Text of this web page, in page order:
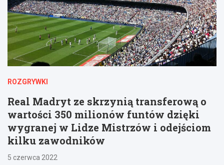
ROZGRYWKI
Real Madryt ze skrzynią transferową o
wartości 350 milionów funtów dzięki
wygranej w Lidze Mistrzów i odejściom
kilku zawodników
5 czerwca 2022